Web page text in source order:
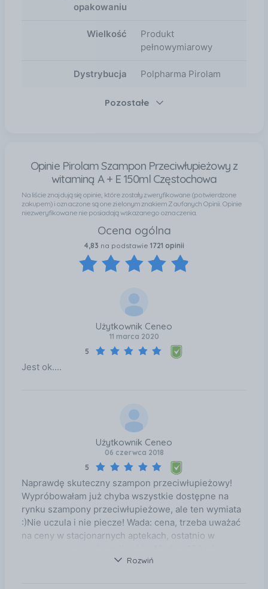
opakowaniu
Wielkość
Produkt
pełnowymiarowy
Dystrybucja Polpharma Pirolam
Pozostałe
Opinie Pirolam Szampon Przeciwłupieżowy z
witaminą A + E 150ml Częstochowa
Na liście znajdują się opinie, które zostały zweryfikowane (potwierdzone
zakupem) i oznaczone są one zielonym znakiem Zaufanych Opinii. Opinie
niezweryfikowane nie posiadają wskazanego oznaczenia.
Ocena ogólna
4,83 na podstawie 1721 opinii
Użytkownik Ceneo
11 marca 2020
5
Jest ok....
Użytkownik Ceneo
06 czerwca 2018
5
Naprawdę skuteczny szampon przeciwłupieżowy!
Wypróbowałam już chyba wszystkie dostępne na
rynku szampony przeciwłupieżowe, ale ten wymiata
:)Nie uczula i nie piecze! Wada: cena, trzeba uważać
na ceny w stacjonarnych aptekach, ostatnio w
aptece internetowej kupiłam za 16,99 zł! ogromna
Rozwiń